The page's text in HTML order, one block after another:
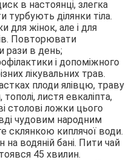
в настоянці, злегка
турбують ділянки тіла.
для жінок, але і для
Повторювати
рази в день;
і допоміжного
лікувальних трав.
плоди ялівцю, траву
листя евкаліпта,
столові ложки цього
чудовим народним
склянкою киплячої води.
водяній бані. Пити чай
45 хвилин.